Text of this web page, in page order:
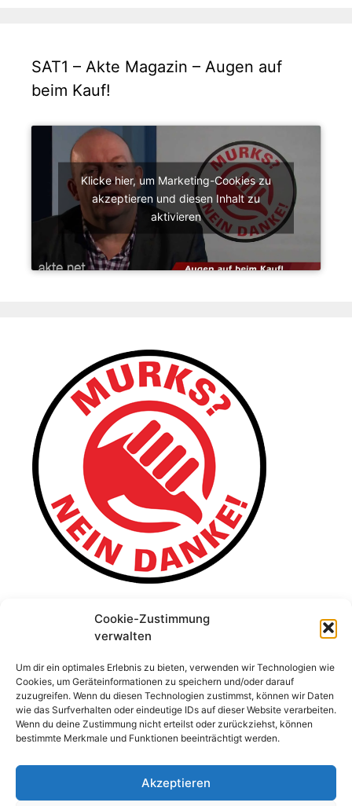
Cookie-Zustimmung
verwalten
Um dir ein optimales Erlebnis zu bieten, verwenden wir Technologien wie
Cookies, um Geräteinformationen zu speichern und/oder darauf
zuzugreifen. Wenn du diesen Technologien zustimmst, können wir Daten
wie das Surfverhalten oder eindeutige IDs auf dieser Website verarbeiten.
Wenn du deine Zustimmung nicht erteilst oder zurückziehst, können
bestimmte Merkmale und Funktionen beeinträchtigt werden.
Akzeptieren
SAT1 – Akte Magazin – Augen auf
beim Kauf!
Klicke hier, um Marketing-Cookies zu
akzeptieren und diesen Inhalt zu
aktivieren